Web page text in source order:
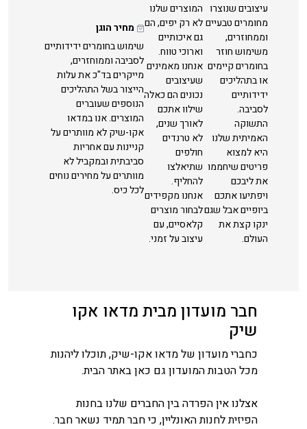
עיצובים שנוצרו
מחומרים טבעיים
וממחוזרים,
משימוש חוזר
בחומרים קיימים
או בתהליכים
ידידותיים
לסביבה.
התשוקה
האמיתית שלנו
היא למצוא
פריטים שיחממו
את ליבכם
ויפתיעו אתכם
ביופיים אבל שגם
ינקו קצת את
העולם.
המוצרים שלנו
לא רק יפים, הם
גם איכותיים
וארוכי טווח.
אנחנו מאמינים
שעיצובים
נכונים הם כאלה
שילוו אתכם
לאורך שנים,
לא טרנדים
חולפים
שתיאלצו
להחליף.
אנחנו מקפידים
לבחור מוצרים
קלאסיים, עם
עיצוב על זמני.
מחיר הוגן
שימוש בחומרים ידידותיים
לסביבה וממוחזרים,
מייקרים בד"כ את עלות
הייצור בשל התהליכים
הנוספים שעוברים
המוצרים. אנו במדאו
אקו-שיק לא מוותרים על
קניינות עם אחריות
סביבתית ובמקביל לא
מוותרים על מחירים נוחים
לכל כיס.
חבר מועדון מבית מדאו אקו
שיק
כחברי מועדון של מדאו אקו-שיק, תוכלו ליהנות
מכל הטבות המועדון גם כאן באתר הבית.
אצלנו אין הפרדה בין החברים שלנו בחנות
הפיזית לחנות האונליין, כי חבר תמיד נשאר חבר.